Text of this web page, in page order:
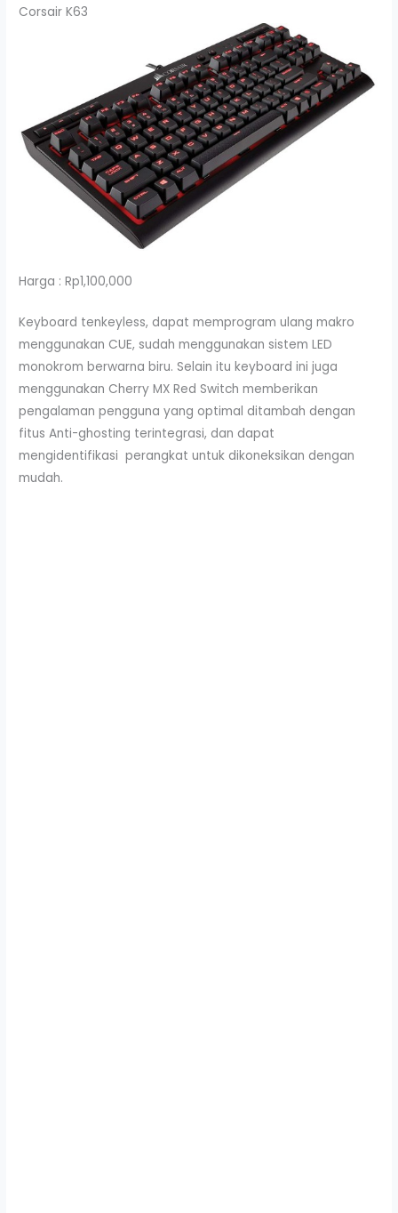
Corsair K63
Harga : Rp1,100,000
Keyboard tenkeyless, dapat memprogram ulang makro
menggunakan CUE, sudah menggunakan sistem LED
monokrom berwarna biru. Selain itu keyboard ini juga
menggunakan Cherry MX Red Switch memberikan
pengalaman pengguna yang optimal ditambah dengan
fitus Anti-ghosting terintegrasi, dan dapat
mengidentifikasi perangkat untuk dikoneksikan dengan
mudah.